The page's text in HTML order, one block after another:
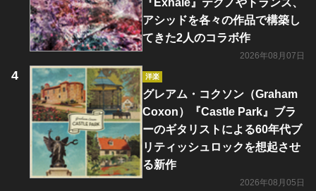
『Exhale』テクノやトランス、
アシッドを各々の作品で構築し
てきた2人のコラボ作
2026年08月07日
洋楽
グレアム・コクソン（Graham
Coxon）『Castle Park』ブラ
ーのギタリストによる60年代ブ
リティッシュロックを想起させ
る新作
2026年08月05日